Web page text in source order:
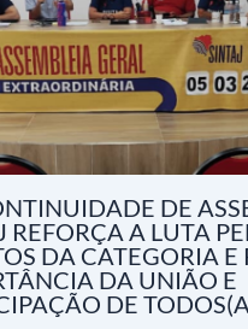
DE
REFORÇA A LUTA
DA CATEGORIA E
DA UNIÃO E
DE